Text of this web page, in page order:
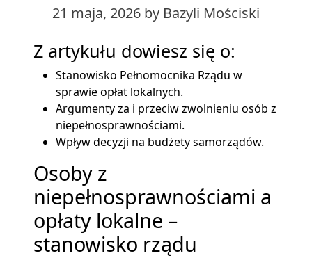
21 maja, 2026 by Bazyli Mościski
Z artykułu dowiesz się o:
Stanowisko Pełnomocnika Rządu w
sprawie opłat lokalnych.
Argumenty za i przeciw zwolnieniu osób z
niepełnosprawnościami.
Wpływ decyzji na budżety samorządów.
Osoby z
niepełnosprawnościami a
opłaty lokalne –
stanowisko rządu